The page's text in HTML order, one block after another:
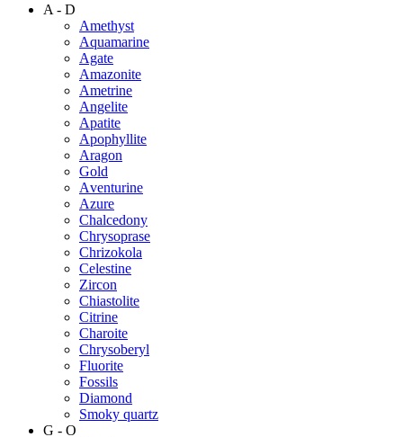
A - D
Amethyst
Aquamarine
Agate
Amazonite
Ametrine
Angelite
Apatite
Apophyllite
Aragon
Gold
Аventurine
Azure
Chalcedony
Chrysoprase
Chrizokola
Celestine
Zircon
Chiastolite
Citrine
Charoite
Chrysoberyl
Fluorite
Fossils
Diamond
Smoky quartz
G - O